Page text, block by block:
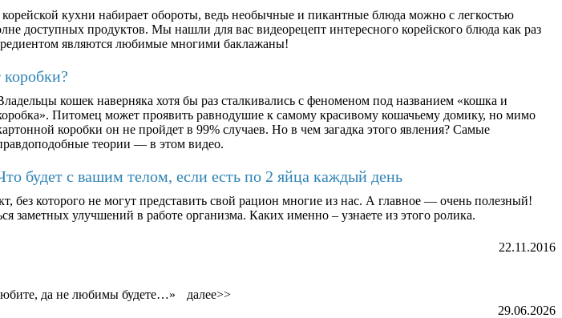
кухни набирает обороты, ведь необычные и пикантные блюда можно с легкостью
доступных продуктов. Мы нашли для вас видеорецепт интересного корейского блюда как раз
являются любимые многими баклажаны!
кошек наверняка хотя бы раз сталкивались с феноменом под названием «кошка и
Питомец может проявить равнодушие к самому красивому кошачьему домику, но мимо
коробки он не пройдет в 99% случаев. Но в чем загадка этого явления? Самые
теории — в этом видео.
будет с вашим телом, если есть по 2 яйца каждый день
без которого не могут представить свой рацион многие из нас. А главное — очень полезный!
заметных улучшений в работе организма. Каких именно – узнаете из этого ролика.
22.11.2016
да не любимы будете…»
далее>>
29.06.2026